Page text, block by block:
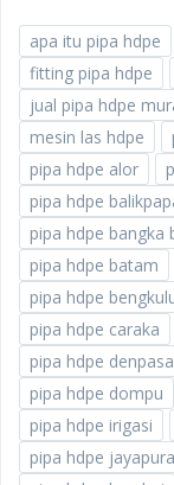
apa itu pipa hdpe
fitting pipa hdpe
jual pipa hdpe
mesin las hdpe
pipa hdpe alor
pipa hdpe
pipa hdpe bangka
pipa hdpe batam
pipa hdpe
pipa hdpe caraka
pipa hdpe
pipa hdpe dompu
pipa hdpe irigasi
pipa hdpe jayapura